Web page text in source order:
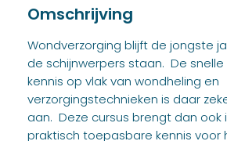
Omschrijving
Wondverzorging blijft de jongste
de schijnwerpers staan. De snelle
kennis op vlak van wondheling en
verzorgingstechnieken is daar
aan. Deze cursus brengt dan ook
praktisch toepasbare kennis voor